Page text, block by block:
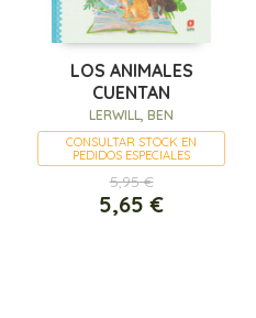
LOS ANIMALES
CUENTAN
LERWILL, BEN
CONSULTAR STOCK EN
PEDIDOS ESPECIALES
5,95 €
5,65 €